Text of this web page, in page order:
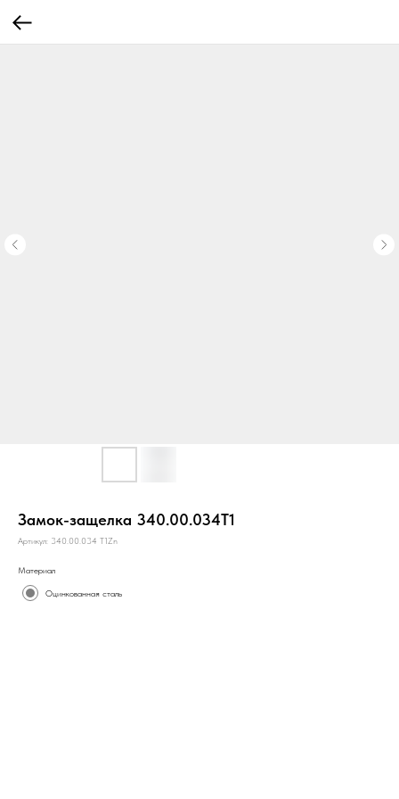
Замок-защелка 340.00.034Т1
Артикул: 340.00.034 Т1Zn
Материал
Оцинкованная сталь